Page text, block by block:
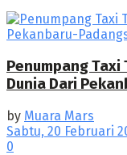
Penumpang
Dunia Dari
by Muara Mars
Sabtu, 20 Februari
0